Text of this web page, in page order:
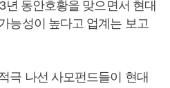
년 동안호황을 맞으면서 현대
능성이 높다고 업계는 보고
극 나선 사모펀드들이 현대